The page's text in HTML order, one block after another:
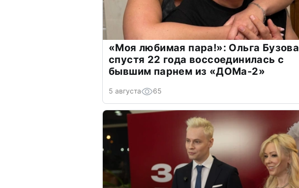
«Моя любимая пара!»: Ольга Бузова
спустя 22 года воссоединилась с
бывшим парнем из «ДОМа-2»
5 августа 65